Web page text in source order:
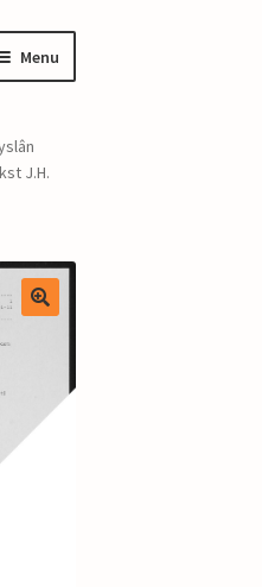
Menu
Submenu
uitvouwen
J.H.